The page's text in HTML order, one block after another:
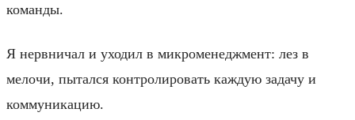
команды.
Я нервничал и уходил в микроменеджмент: лез в
мелочи, пытался контролировать каждую задачу и
коммуникацию.